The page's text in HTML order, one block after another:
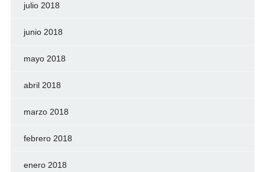
julio 2018
junio 2018
mayo 2018
abril 2018
marzo 2018
febrero 2018
enero 2018